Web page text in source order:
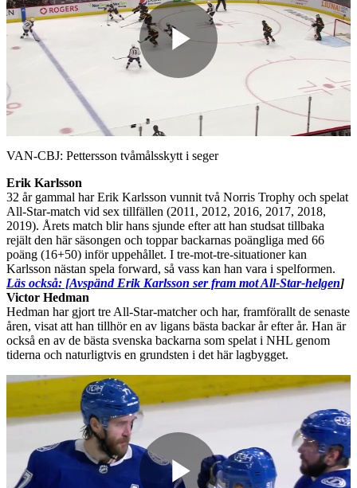
Play
Video
VAN-CBJ: Pettersson tvåmålsskytt i seger
Erik Karlsson
32 år gammal har Erik Karlsson vunnit två Norris Trophy och spelat
All-Star-match vid sex tillfällen (2011, 2012, 2016, 2017, 2018,
2019). Årets match blir hans sjunde efter att han studsat tillbaka
rejält den här säsongen och toppar backarnas poängliga med 66
poäng (16+50) inför uppehållet. I tre-mot-tre-situationer kan
Karlsson nästan spela forward, så vass kan han vara i spelformen.
Läs också: [Avspänd Erik Karlsson ser fram mot All-Star-helgen]
Victor Hedman
Hedman har gjort tre All-Star-matcher och har, framförallt de senaste
åren, visat att han tillhör en av ligans bästa backar år efter år. Han är
också en av de bästa svenska backarna som spelat i NHL genom
tiderna och naturligtvis en grundsten i det här lagbygget.